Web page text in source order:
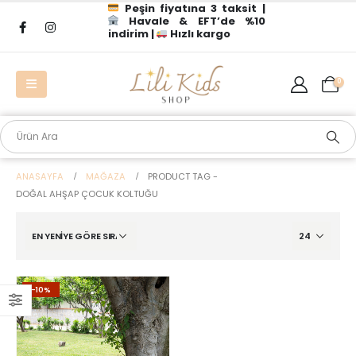
Peşin fiyatına 3 taksit |
Havale & EFT’de %10
indirim |
Hızlı kargo
0
ANASAYFA MAĞAZA
PRODUCT TAG -
DOĞAL AHŞAP ÇOCUK KOLTUĞU
-10%